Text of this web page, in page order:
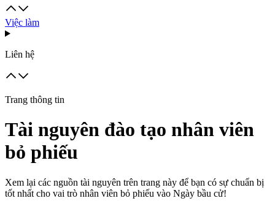
Việc làm
Liên hệ
Trang thông tin
Tài nguyên đào tạo nhân viên
bỏ phiếu
Xem lại các nguồn tài nguyên trên trang này để bạn có sự chuẩn bị
tốt nhất cho vai trò nhân viên bỏ phiếu vào Ngày bầu cử!